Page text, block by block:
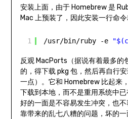
安装上面，由于 Homebrew 是
Mac 上预装了，因此安装一行命令
1 /usr/bin/ruby -e
反观 MacPorts（据说有着最多的
的，得下载 pkg 包，然后再自行
一点）。它和 Homebrew 比起来
下载到本地，而不是重用系统中
好的一面是不容易发生冲突，也
靠带来的乱七八糟的问题，坏的